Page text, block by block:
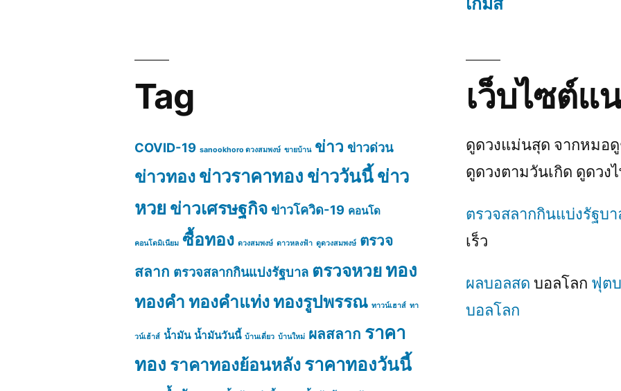
Tag
COVID-19 sanookhoro ดวงสมพงษ์ ขายบ้าน ข่าว ข่าวด่วน
ข่าวทอง ข่าวราคาทอง ข่าววันนี้ข่าว
หวย ข่าวเศรษฐกิจ ข่าวโควิด-19 คอนโด
คอนโดมิเนียม ซื้อทอง ดวงสมพงษ์ ดาวหลงฟ้า ดูดวงสมพงษ์ ตรวจ
สลาก ตรวจสลากกินแบ่งรัฐบาล ตรวจหวยทอง
ทองคำ ทองคำแท่งทองรูปพรรณ ทาวน์เฮาส์ ทา
วน์เฮ้าส์ น้ำมัน น้ำมันวันนี้ บ้านเดี่ยว บ้านใหม่ ผลสลาก ราคา
ทอง ราคาทองย้อนหลัง ราคาทองวันนี้
เว็บไซต์แ
ดูดวงแม่นสุด จากหมอ
ดูดวงตามวันเกิด ดูดวง
ตรวจสลากกินแบ่งรัฐบ
เร็ว
ผลบอลสด บอลโลก ฟุต
บอลโลก